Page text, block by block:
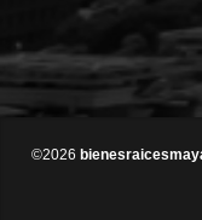
©2026